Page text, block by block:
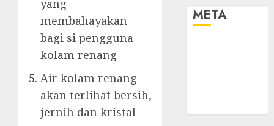
yang
membahayakan
bagi si pengguna
kolam renang
Air kolam renang
akan terlihat bersih,
jernih dan kristal
META